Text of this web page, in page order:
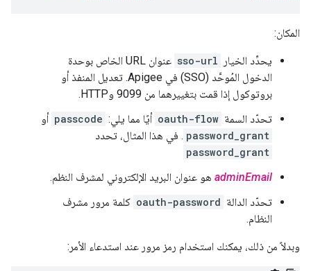
المكان:
يحدِّد الخيار sso-url
عنوان URL الخاص بوحدة
الدخول المُوحَّد (SSO) في Apigee. تعديل المنفذ أو
بروتوكول إذا قمت بتغييرهما من 9099 وHTTP.
تحدّد السمة oauth-flow أيًا مما يلي: passcode أو
password_grant . في هذا المثال، تحدد
password_grant
adminEmail هو عنوان البريد الإلكتروني لمشرف النظم.
تحدّد الدالة oauth-password كلمة مرور مشرف
النظام.
وبدلاً من ذلك، يمكنك استخدام رمز مرور عند استدعاء الأمر: